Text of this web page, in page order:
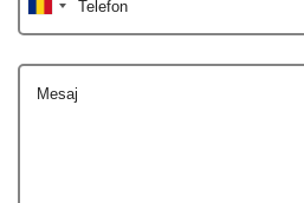
Telefon
Mesaj